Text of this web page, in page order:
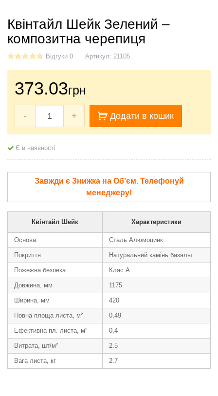
Квінтайл Шейк Зелений –
композитна черепиця
Відгуки 0 Артикул: 21105
373.03грн
- + Додати в кошик
Є в наявності
Завжди є Знижка на Об’єм. Телефонуй
менеджеру!
Квінтайл Шейк Характеристики
Основа: Сталь Алюмоцинк
Покриття: Натуральний камінь базальт
Пожежна безпека: Клас А
Довжина, мм 1175
Ширина, мм 420
Повна площа листа, м² 0,49
Ефективна пл. листа, м² 0,4
Витрата, шт/м² 2.5
Вага листа, кг 2.7